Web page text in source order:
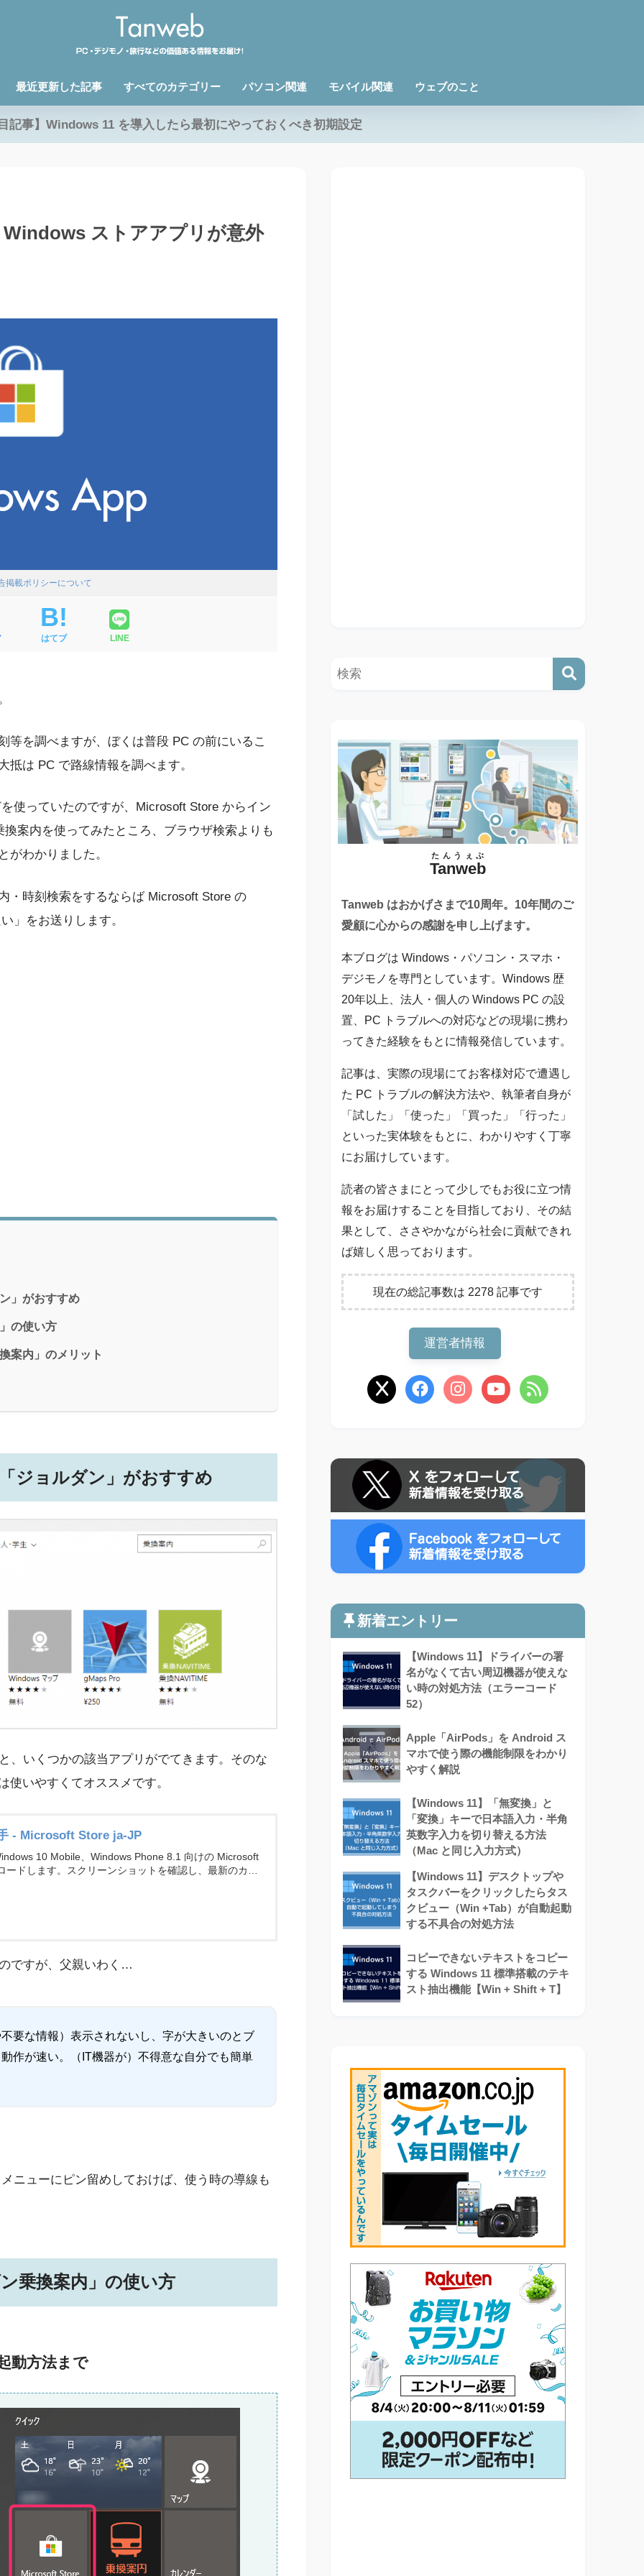
最近更新した記事 すべてのカテゴリー パソコン関連 モバイル関連 ウェブのこと
記事】Windows 11 を導入したら最初にやっておくべき初期設定
ストアアプリが意外
掲載ポリシーについて
はてブ LINE
等を調べますが、ぼくは普段 PC の前にいるこ
は PC で路線情報を調べます。
使っていたのですが、Microsoft Store からイン
案内を使ってみたところ、ブラウザ検索よりも
がわかりました。
・時刻検索をするならば Microsoft Store の
」をお送りします。
」がおすすめ
の使い方
案内」のメリット
ジョルダン」がおすすめ
、いくつかの該当アプリがでてきます。そのな
使いやすくてオススメです。
- Microsoft Store ja-JP
10 Mobile、Windows Phone 8.1 向けの Microsoft
ドします。スクリーンショットを確認し、最新のカス
ですが、父親いわく…
要な情報）表示されないし、字が大きいのとブ
作が速い。（IT機器が）不得意な自分でも簡単
ニューにピン留めしておけば、使う時の導線も
乗換案内」の使い方
動方法まで
Tanweb
たんうぇぶ
Tanweb はおかげさまで10周年。10年間のご
愛顧に心からの感謝を申し上げます。
本ブログは Windows・パソコン・スマホ・
デジモノを専門としています。Windows 歴
20年以上、法人・個人の Windows PC の設
置、PC トラブルへの対応などの現場に携わ
ってきた経験をもとに情報発信しています。
記事は、実際の現場にてお客様対応で遭遇し
た PC トラブルの解決方法や、執筆者自身が
「試した」「使った」「買った」「行った」
といった実体験をもとに、わかりやすく丁寧
にお届けしています。
読者の皆さまにとって少しでもお役に立つ情
報をお届けすることを目指しており、その結
果として、ささやかながら社会に貢献できれ
ば嬉しく思っております。
現在の総記事数は 2278 記事です
運営者情報
新着エントリー
【Windows 11】ドライバーの署
名がなくて古い周辺機器が使えな
い時の対処方法（エラーコード
52）
Apple「AirPods」を Android ス
マホで使う際の機能制限をわかり
やすく解説
【Windows 11】「無変換」と
「変換」キーで日本語入力・半角
英数字入力を切り替える方法
（Mac と同じ入力方式）
【Windows 11】デスクトップや
タスクバーをクリックしたらタス
クビュー（Win +Tab）が自動起動
する不具合の対処方法
コピーできないテキストをコピー
する Windows 11 標準搭載のテキ
スト抽出機能【Win + Shift + T】